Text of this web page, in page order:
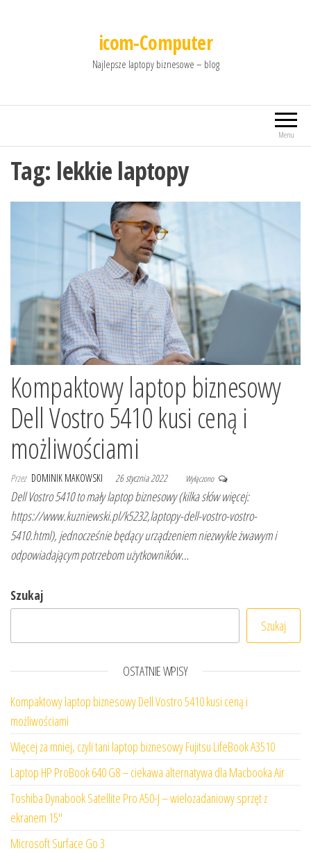
icom-Computer
Najlepsze laptopy biznesowe – blog
Menu
Tag: lekkie laptopy
Kompaktowy laptop biznesowy
Dell Vostro 5410 kusi ceną i
możliwościami
Przez DOMINIK MAKOWSKI 26 stycznia 2022 Wyłączono
Dell Vostro 5410 to mały laptop biznesowy (kilka słów więcej:
https://www.kuzniewski.pl/k5232,laptopy-dell-vostro-vostro-
5410.html), jednocześnie będący urządzeniem niezwykle żwawym i
odpowiadającym potrzebom użytkowników…
Szukaj
Szukaj
OSTATNIE WPISY
Kompaktowy laptop biznesowy Dell Vostro 5410 kusi ceną i
możliwościami
Więcej za mniej, czyli tani laptop biznesowy Fujitsu LifeBook A3510
Laptop HP ProBook 640 G8 – ciekawa alternatywa dla Macbooka Air
Toshiba Dynabook Satellite Pro A50-J – wielozadaniowy sprzęt z
ekranem 15″
Microsoft Surface Go 3